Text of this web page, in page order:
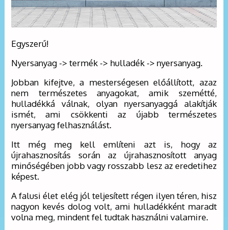
Egyszerű!
Nyersanyag -> termék -> hulladék -> nyersanyag.
Jobban kifejtve, a mesterségesen előállított, azaz
nem természetes anyagokat, amik szemétté,
hulladékká válnak, olyan nyersanyaggá alakítják
ismét, ami csökkenti az újabb természetes
nyersanyag felhasználást.
Itt még meg kell említeni azt is, hogy az
újrahasznosítás során az újrahasznosított anyag
minőségében jobb vagy rosszabb lesz az eredetihez
képest.
A falusi élet elég jól teljesített régen ilyen téren, hisz
nagyon kevés dolog volt, ami hulladékként maradt
volna meg, mindent fel tudtak használni valamire.